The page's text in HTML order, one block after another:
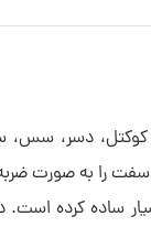
تهیه انواع کوکتل،
را به صورت